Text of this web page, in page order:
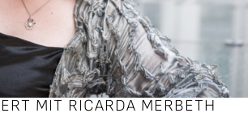
MIT RICARDA MERBETH